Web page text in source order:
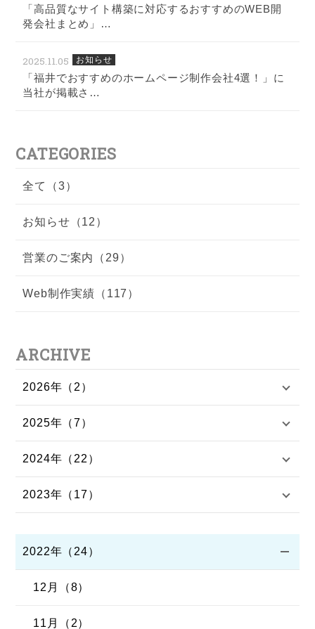
「高品質なサイト構築に対応するおすすめのWEB開
発会社まとめ」…
2025.11.05 お知らせ
「福井でおすすめのホームページ制作会社4選！」に
当社が掲載さ…
CATEGORIES
全て（3）
お知らせ（12）
営業のご案内（29）
Web制作実績（117）
ARCHIVE
2026年（2）
2025年（7）
2024年（22）
2023年（17）
2022年（24）
12月（8）
11月（2）